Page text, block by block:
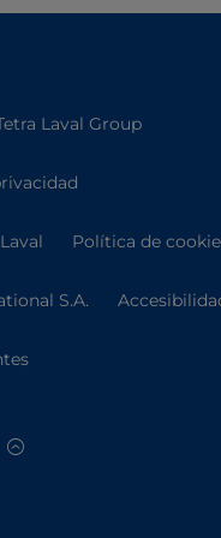
Laval Group
Política de
S.A.